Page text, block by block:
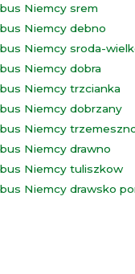
bus Niemcy srem
bus Niemcy debno
bus Niemcy sroda-
bus Niemcy dobra
bus Niemcy trzcianka
bus Niemcy dobrzany
bus Niemcy
bus Niemcy drawno
bus Niemcy tuliszkow
bus Niemcy drawsko